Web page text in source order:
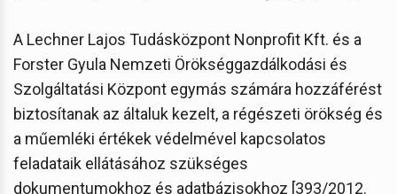
A Lechner Lajos Tudásközpont Nonprofit Kft. és a
Forster Gyula Nemzeti Örökséggazdálkodási és
Szolgáltatási Központ egymás számára hozzáférést
biztosítanak az általuk kezelt, a régészeti örökség és
a műemléki értékek védelmével kapcsolatos
feladataik ellátásához szükséges
dokumentumokhoz és adatbázisokhoz [393/2012.